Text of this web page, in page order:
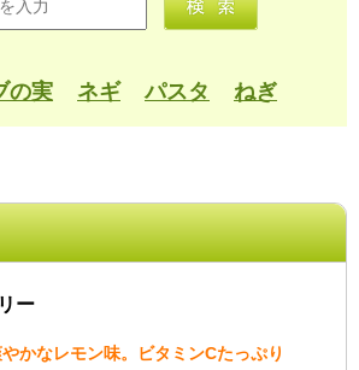
の実 ネギ パスタ ねぎ
ー
かなレモン味。ビタミンCたっぷり